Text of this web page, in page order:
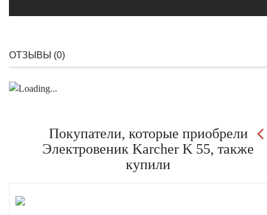
ОТЗЫВЫ (0)
Покупатели, которые приобрели
Электровеник Karcher K 55, также
купили